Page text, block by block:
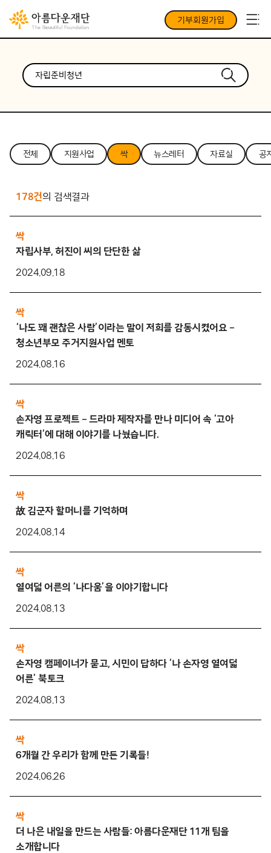
기부회원가입
전체 지원사업 싹 뉴스레터 자료실 공
178건의 검색결과
싹
자립사부, 허진이 씨의 단단한 삶
2024.09.18
싹
‘나도 꽤 괜찮은 사람’이라는 말이 저희를 감동시켰어요 –
청소년부모 주거지원사업 멘토
2024.08.16
싹
손자영 프로젝트 – 드라마 제작자를 만나 미디어 속 ‘고아
캐릭터’에 대해 이야기를 나눴습니다.
2024.08.16
싹
故 김군자 할머니를 기억하며
2024.08.14
싹
열여덟 어른의 ‘나다움’을 이야기합니다
2024.08.13
싹
손자영 캠페이너가 묻고, 시민이 답하다 ‘나 손자영 열여덟
어른’ 북토크
2024.08.13
싹
6개월 간 우리가 함께 만든 기록들!
2024.06.26
싹
더 나은 내일을 만드는 사람들: 아름다운재단 11개 팀을
소개합니다